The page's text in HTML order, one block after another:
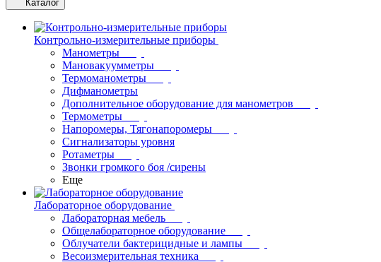
Каталог
Контрольно-измерительные приборы
Манометры
Мановакуумметры
Термоманометры
Дифманометры
Дополнительное оборудование для манометров
Термометры
Напоромеры, Тягонапоромеры
Сигнализаторы уровня
Ротаметры
Звонки громкого боя /сирены
Еще
Лабораторное оборудование
Лабораторная мебель
Общелабораторное оборудование
Облучатели бактерицидные и лампы
Весоизмерительная техника